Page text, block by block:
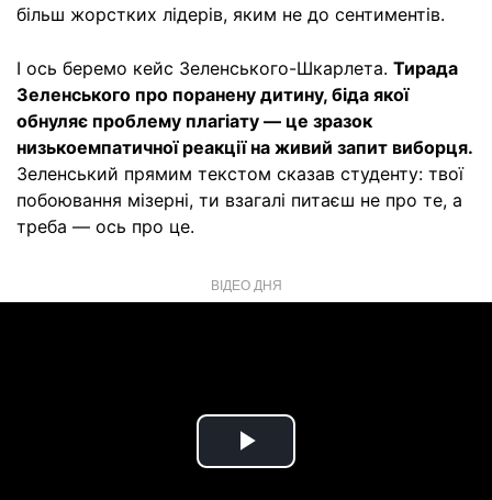
більш жорстких лідерів, яким не до сентиментів.
І ось беремо кейс Зеленського-Шкарлета. Тирада
Зеленського про поранену дитину, біда якої
обнуляє проблему плагіату — це зразок
низькоемпатичної реакції на живий запит виборця.
Зеленський прямим текстом сказав студенту: твої
побоювання мізерні, ти взагалі питаєш не про те, а
треба — ось про це.
ВІДЕО ДНЯ
Play